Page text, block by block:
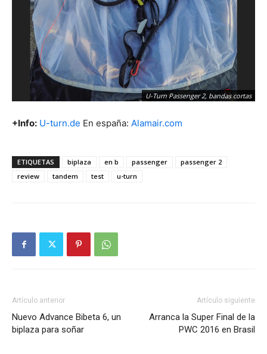
U-Turn Passenger 2, bandas cortas
+Info: U-turn.de En españa: Alamair.com
ETIQUETAS biplaza en b passenger
passenger 2
review
tandem test u-turn
Artículo anterior
Nuevo Advance Bibeta 6, un
biplaza para soñar
Artículo siguiente
Arranca la Super Final de la
PWC 2016 en Brasil